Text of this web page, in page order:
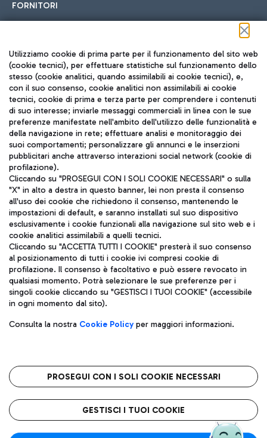
FORNITORI
Seguici sui social
TRAVEL JOURNAL
ITA
Aeroporti di Roma S.p.A. - Società soggetta a direzione e
coordinamento di Mundys S.p.A.
Codice fiscale e Registro delle Imprese di Roma 13032990155 P.
IVA 06572251004
Capitale sociale 62.224.743,00 int. vers.
Sede legale: Via Pier Paolo Racchetti 1 - 00054 Fiumicino (RM)
telefono +39 06 65951
Privacy policy
Note legali
Roma FCO
L'aeroporto stellato
Utilizziamo cookie di prima parte per il funzionamento del sito web
(cookie tecnici), per effettuare statistiche sul funzionamento dello
stesso (cookie analitici, quando assimilabili ai cookie tecnici), e,
con il suo consenso, cookie analitici non assimilabili ai cookie
tecnici, cookie di prima e terza parte per comprendere i contenuti
di suo interesse; inviarle messaggi commerciali in linea con le sue
preferenze manifestate nell'ambito dell'utilizzo delle funzionalità e
della navigazione in rete; effettuare analisi e monitoraggio dei
suoi comportamenti; personalizzare gli annunci e le inserzioni
pubblicitari anche attraverso interazioni social network (cookie di
profilazione).
Cliccando su "PROSEGUI CON I SOLI COOKIE NECESSARI" o sulla
"X" in alto a destra in questo banner, lei non presta il consenso
all'uso dei cookie che richiedono il consenso, mantenendo le
impostazioni di default, e saranno installati sul suo dispositivo
esclusivamente i cookie funzionali alla navigazione sul sito web e i
cookie analitici assimilabili a quelli tecnici.
Cliccando su "ACCETTA TUTTI I COOKIE" presterà il suo consenso
al posizionamento di tutti i cookie ivi compresi cookie di
profilazione. Il consenso è facoltativo e può essere revocato in
qualsiasi momento. Potrà selezionare le sue preferenze per i
singoli cookie cliccando su "GESTISCI I TUOI COOKIE" (accessibile
in ogni momento dal sito).
Consulta la nostra Cookie Policyper maggiori informazioni.
PROSEGUI CON I SOLI COOKIE NECESSARI
GESTISCI I TUOI COOKIE